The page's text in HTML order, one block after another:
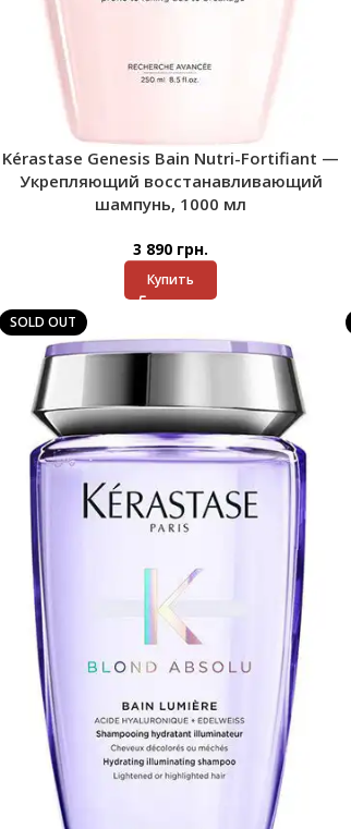
Kérastase Genesis Bain Nutri-Fortifiant —
Укрепляющий восстанавливающий
шампунь, 1000 мл
3 890 грн.
Купить
SOLD OUT